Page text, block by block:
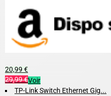
20,99 €
29,99 €Voir
TP-Link Switch Ethernet Gig...